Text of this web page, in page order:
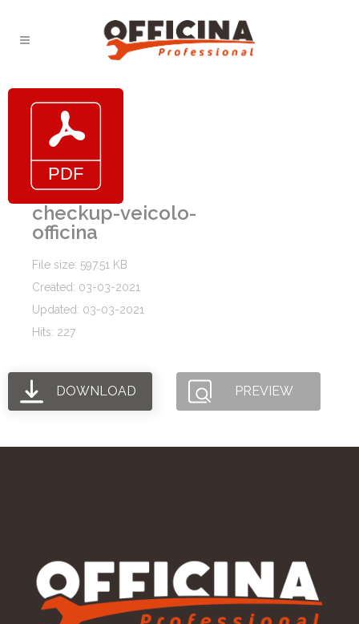
checkup-veicolo-
officina
File size: 597.51 KB
Created: 03-03-2021
Updated: 03-03-2021
Hits: 227
DOWNLOAD PREVIEW